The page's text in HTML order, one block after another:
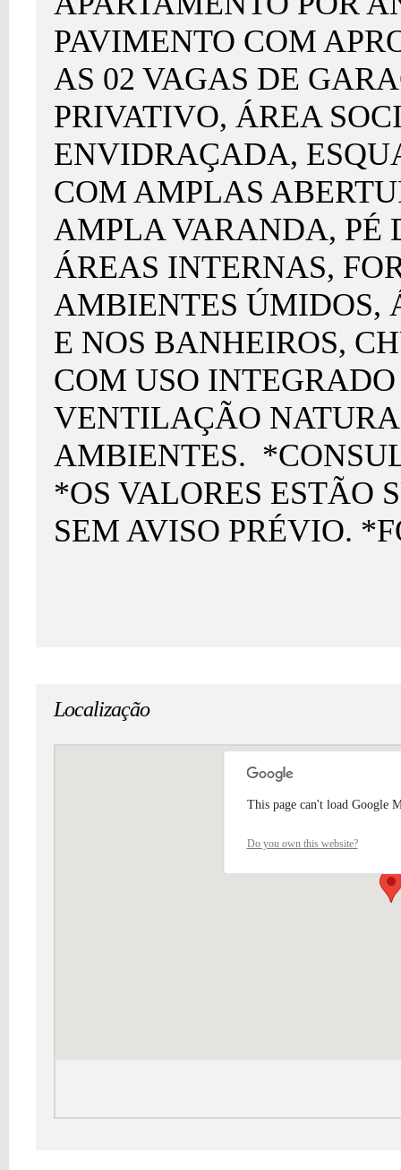
PAVIMENTO COM
AS 02 VAGAS DE
PRIVATIVO, ÁREA
ENVIDRAÇADA,
COM AMPLAS
AMPLA VARANDA, PÉ
ÁREAS INTERNAS,
AMBIENTES ÚMIDOS,
E NOS BANHEIROS,
COM USO
VENTILAÇÃO
AMBIENTES.
*OS VALORES ESTÃO
SEM AVISO PRÉVIO.
Localização
This page can't load Google
Do you own this website?